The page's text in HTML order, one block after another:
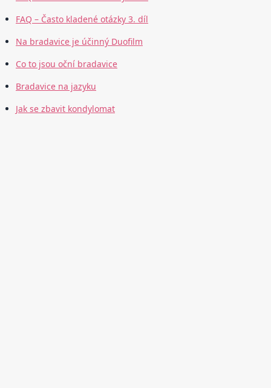
FAQ – Často kladené otázky 3. díl
Na bradavice je účinný Duofilm
Co to jsou oční bradavice
Bradavice na jazyku
Jak se zbavit kondylomat